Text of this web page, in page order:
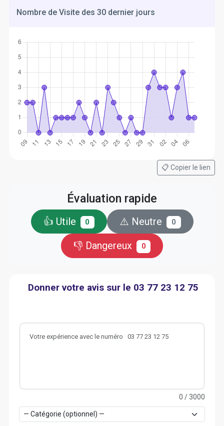
Nombre de Visite des 30 dernier jours
📋 Copier le lien
Évaluation rapide
👍 Utile 0 ⚠️ Neutre 0
👎 Dangereux 0
Donner votre avis sur le 03 77 23 12 75
0 / 3000